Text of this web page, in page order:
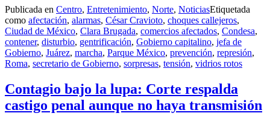
Publicada en Centro, Entretenimiento, Norte, NoticiasEtiquetada
como afectación, alarmas, César Cravioto, choques callejeros,
Ciudad de México, Clara Brugada, comercios afectados, Condesa,
contener, disturbio, gentrificación, Gobierno capitalino, jefa de
Gobierno, Juárez, marcha, Parque México, prevención, represión,
Roma, secretario de Gobierno, sorpresas, tensión, vidrios rotos
Contagio bajo la lupa: Corte respalda
castigo penal aunque no haya transmisión